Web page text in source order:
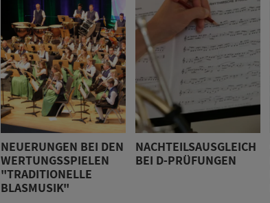
NEUERUNGEN BEI DEN
WERTUNGSSPIELEN
"TRADITIONELLE
BLASMUSIK"
NACHTEILSAUSGLEICH
BEI D-PRÜFUNGEN